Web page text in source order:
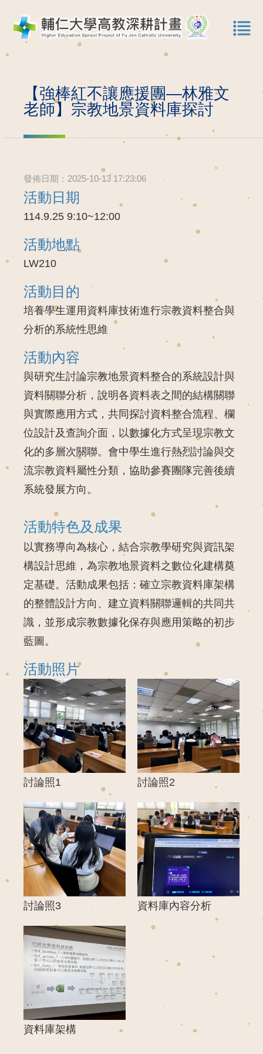
【強棒紅不讓應援團—林雅文
老師】宗教地景資料庫探討
發佈日期：2025-10-13 17:23:06
活動日期
114.9.25 9:10~12:00
活動地點
LW210
活動目的
培養學生運用資料庫技術進行宗教資料整合與
分析的系統性思維
活動內容
與研究生討論宗教地景資料整合的系統設計與
資料關聯分析，說明各資料表之間的結構關聯
與實際應用方式，共同探討資料整合流程、欄
位設計及查詢介面，以數據化方式呈現宗教文
化的多層次關聯。會中學生進行熱烈討論與交
流宗教資料屬性分類，協助參賽團隊完善後續
系統發展方向。
活動特色及成果
以實務導向為核心，結合宗教學研究與資訊架
構設計思維，為宗教地景資料之數位化建構奠
定基礎。活動成果包括：確立宗教資料庫架構
的整體設計方向、建立資料關聯邏輯的共同共
識，並形成宗教數據化保存與應用策略的初步
藍圖。
活動照片
討論照1 討論照2
討論照3 資料庫內容分析
資料庫架構